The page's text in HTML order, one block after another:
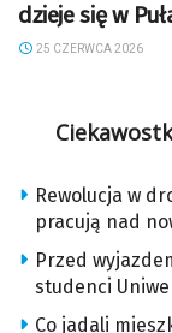
dzieje się w
25 CZERWCA 2026
Rewolucja w
pracują nad
Przed
studenci
Co jadali